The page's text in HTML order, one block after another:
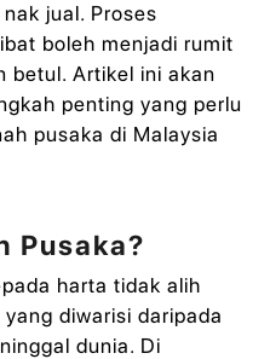
jual. Proses
boleh menjadi rumit
betul. Artikel ini akan
penting yang perlu
pusaka di Malaysia
Pusaka?
harta tidak alih
diwarisi daripada
dunia. Di